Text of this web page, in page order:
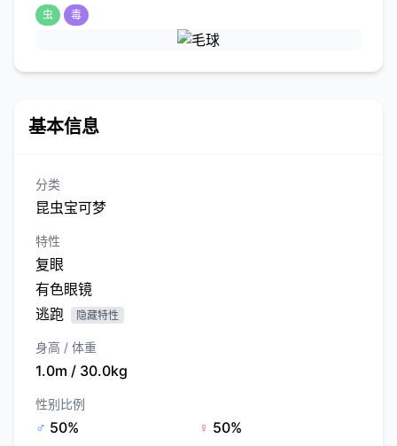
虫 毒
基本信息
分类
昆虫宝可梦
特性
复眼
有色眼镜
逃跑
隐藏特性
身高 / 体重
1.0m / 30.0kg
性别比例
♂ 50% ♀ 50%